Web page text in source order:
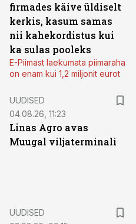
firmades käive üldiselt
kerkis, kasum samas
nii kahekordistus kui
ka sulas pooleks
E-Piimast laekumata piimaraha
on enam kui 1,2 miljonit eurot
UUDISED
04.08.26, 11:23
Linas Agro avas
Muugal viljaterminali
UUDISED